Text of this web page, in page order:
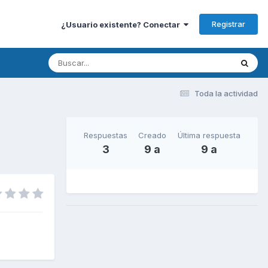
¿Usuario existente? Conectar Registrar
Toda la actividad
Respuestas
3
Creado
9 a
Última respuesta
9 a